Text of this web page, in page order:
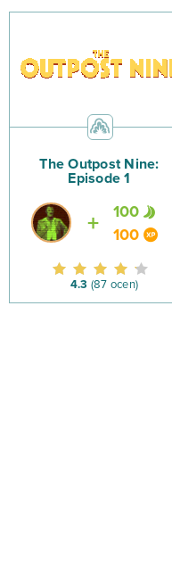
The Outpost Nine:
Episode 1
100
100
4.3 (87 ocen)